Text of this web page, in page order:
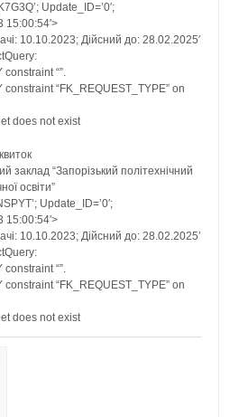
Update_ID=’0′;
15:00:54′>
10.10.2023; Дійсний до: 28.02.2025′
“”.
“FK_REQUEST_TYPE” on
does not exist
заклад “Запорізький політехнічний
освіти”
Update_ID=’0′;
15:00:54′>
10.10.2023; Дійсний до: 28.02.2025’
“”.
“FK_REQUEST_TYPE” on
does not exist